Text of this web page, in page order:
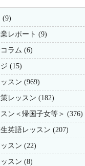
(9)
レポート (9)
ラム (6)
(15)
スン (969)
レッスン (182)
ン＜帰国子女等＞ (376)
英語レッスン (207)
スン (22)
スン (8)